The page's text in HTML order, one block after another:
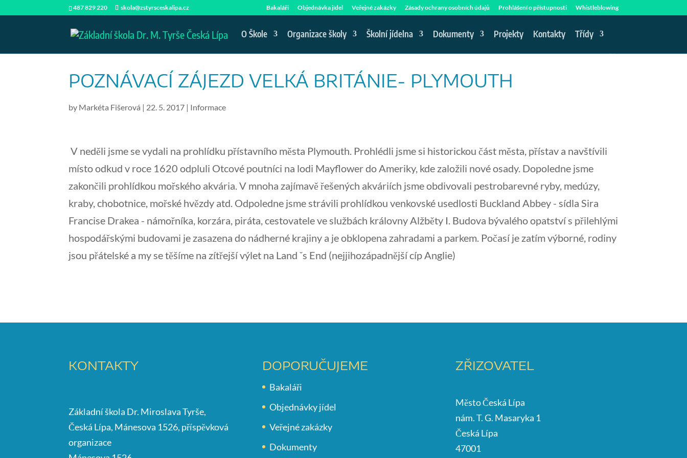
487 829 220 skola@zstyrsceskalipa.cz Bakaláři Objednávka jídel Veřejné zakázky Zásady ochrany osobních údajů Prohlášení o přístupnosti Whistleblowing
O Škole Organizace školy Školní jídelna Dokumenty Projekty Kontakty Třídy
POZNÁVACÍ ZÁJEZD VELKÁ BRITÁNIE- PLYMOUTH
by Markéta Fišerová | 22. 5. 2017 | Informace
V neděli jsme se vydali na prohlídku přístavního města Plymouth. Prohlédli jsme si historickou část města, přístav a navštívili
místo odkud v roce 1620 odpluli Otcové poutníci na lodi Mayflower do Ameriky, kde založili nové osady. Dopoledne jsme
zakončili prohlídkou mořského akvária. V mnoha zajímavě řešených akváriích jsme obdivovali pestrobarevné ryby, medúzy,
kraby, chobotnice, mořské hvězdy atd. Odpoledne jsme strávili prohlídkou venkovské usedlosti Buckland Abbey - sídla Sira
Francise Drakea - námořníka, korzára, piráta, cestovatele ve službách královny Alžběty I. Budova bývalého opatství s přilehlými
hospodářskými budovami je zasazena do nádherné krajiny a je obklopena zahradami a parkem. Počasí je zatím výborné, rodiny
jsou přátelské a my se těšíme na zítřejší výlet na Land ˇs End (nejjihozápadnější cíp Anglie)
KONTAKTY
Základní škola Dr. Miroslava Tyrše,
Česká Lípa, Mánesova 1526, příspěvková
organizace
DOPORUČUJEME
Bakaláři
Objednávky jídel
Veřejné zakázky
Dokumenty
ZŘIZOVATEL
Město Česká Lípa
nám. T. G. Masaryka 1
Česká Lípa
47001